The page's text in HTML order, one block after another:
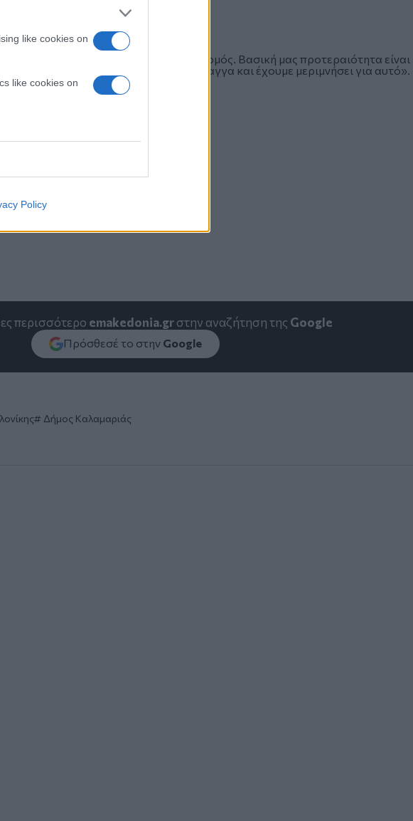
like cookies on
like cookies on
Policy
ανά 90 δευτερόλεπτα να υπάρχει συρμός. Βασική μας προτεραιότητα είναι
να μείνει ένας συρμός στη σήραγγα και έχουμε μεριμνήσει για αυτό».
περισσότερο emakedonia.grστην αναζήτηση της Google
Πρόσθεσέ το στην Google
Δήμος Καλαμαριάς